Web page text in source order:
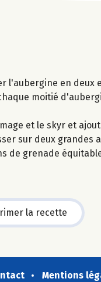
l'aubergine en
moitié
et le skyr et
sur deux grandes
de grenade
la recette
Mentions